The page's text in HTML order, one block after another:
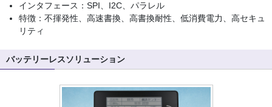
インタフェース：SPI、I2C、パラレル
特徴：不揮発性、高速書換、高書換耐性、低消費電力、高セキュ
リティ
バッテリーレスソリューション